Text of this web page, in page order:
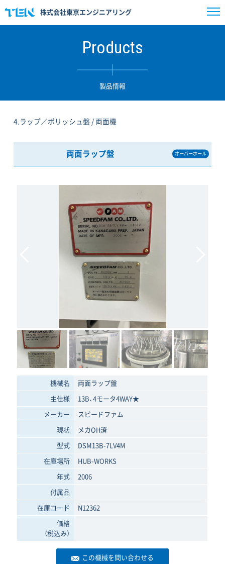
株式会社東京エンジニアリング
Products
製品情報
4.ラップ／ポリッシュ盤 / 両面機
両面ラップ盤
機械名
両面ラップ盤
主仕様
13B、4モータ4WAY★
メーカー
スピードファム
現状
メカOH済
型式
DSM13B-7LV4M
在庫場所
HUB-WORKS
年式
2006
付属品
在庫コード
N12362
価格
（税込み）
この機械を問い合わせる